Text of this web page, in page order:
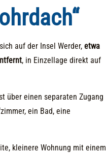
auf der Insel Werder,etwa
, in Einzellage direkt auf
über einen separaten Zugang
ein Bad, eine
kleinere Wohnung mit einem